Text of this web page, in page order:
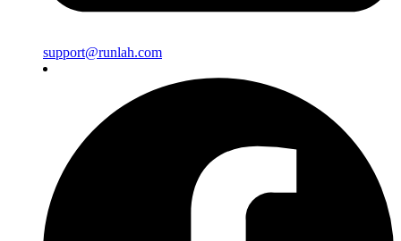
support@runlah.com